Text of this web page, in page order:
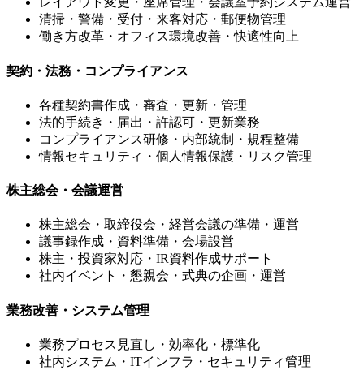
清掃・警備・受付・来客対応・郵便物管理
働き方改革・オフィス環境改善・快適性向上
契約・法務・コンプライアンス
各種契約書作成・審査・更新・管理
法的手続き・届出・許認可・更新業務
コンプライアンス研修・内部統制・規程整備
情報セキュリティ・個人情報保護・リスク管理
株主総会・会議運営
株主総会・取締役会・経営会議の準備・運営
議事録作成・資料準備・会場設営
株主・投資家対応・IR資料作成サポート
社内イベント・懇親会・式典の企画・運営
業務改善・システム管理
業務プロセス見直し・効率化・標準化
社内システム・ITインフラ・セキュリティ管理